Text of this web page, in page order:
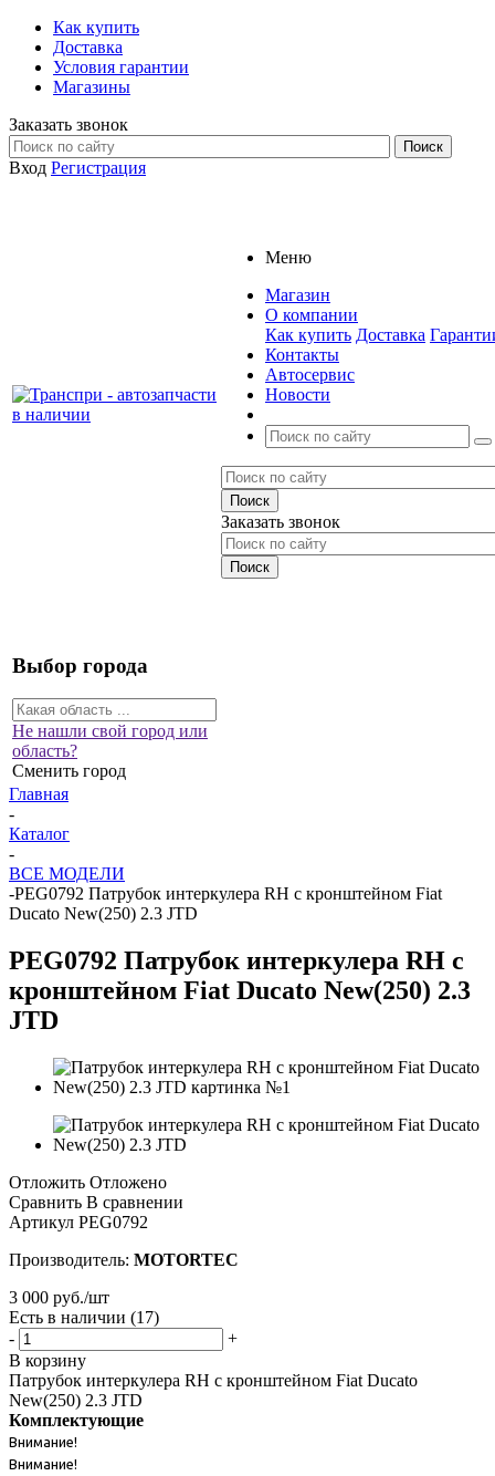
Как купить
Доставка
Условия гарантии
Магазины
Заказать звонок
Вход Регистрация
Меню
Магазин
О компании
Как купить Доставка
Контакты
Автосервис
Новости
Заказать звонок
Выбор города
Не нашли свой город или
область?
Сменить город
Главная
-
Каталог
-
ВСЕ МОДЕЛИ
-PEG0792 Патрубок интеркулера RH с кронштейном Fiat
Ducato New(250) 2.3 JTD
PEG0792 Патрубок интеркулера RH с
кронштейном Fiat Ducato New(250) 2.3
JTD
Отложить Отложено
Сравнить В сравнении
Артикул PEG0792
Производитель: MOTORTEC
3 000 руб./шт
Есть в наличии (17)
-
+
В корзину
Патрубок интеркулера RH с кронштейном Fiat Ducato
New(250) 2.3 JTD
Комплектующие
Внимание!
Внимание!